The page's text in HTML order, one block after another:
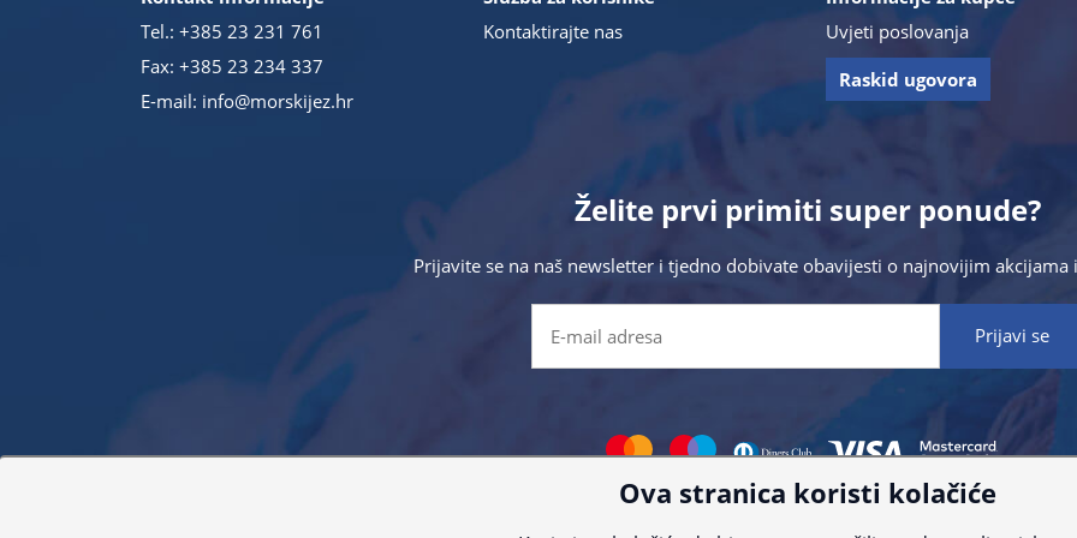
Tel.: +385 23 231 761
Fax: +385 23 234 337
E-mail: info@morskijez.hr
Kontaktirajte nas
Uvjeti poslovanja
Raskid ugovora
Želite prvi primiti super ponude?
Prijavite se na naš newsletter i tjedno dobivate obavijesti o najnovijim akcijama
Ova stranica koristi kolačiće